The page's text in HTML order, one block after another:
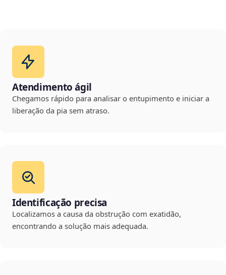
Atendimento ágil
Chegamos rápido para analisar o entupimento e iniciar a
liberação da pia sem atraso.
Identificação precisa
Localizamos a causa da obstrução com exatidão,
encontrando a solução mais adequada.